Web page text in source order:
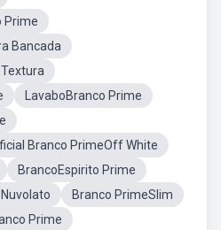
Prime
Bancada
LavaboBranco Prime
Branco PrimeOff White
BrancoEspirito Prime
Branco PrimeSlim
Prime